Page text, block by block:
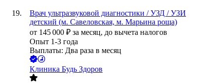
Врач ультразвуковой диагностики / УЗД / УЗИ
детский (м. Савеловская, м. Марьина роща)
от 145 000 ₽ за месяц, до вычета налогов
Опыт 1-3 года
Выплаты: Два раза в месяц
Клиника Будь Здоров